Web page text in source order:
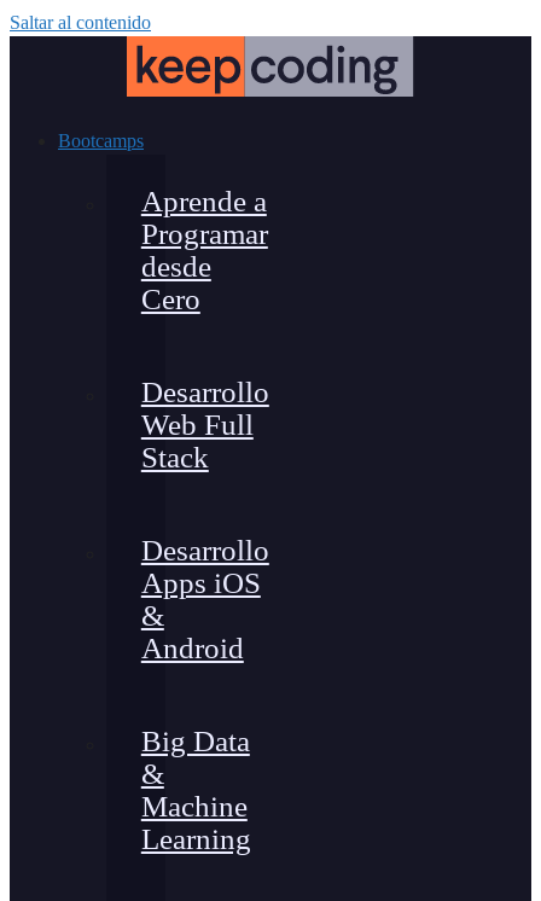
Saltar al contenido
Bootcamps
Aprende a
Programar
desde
Cero
Desarrollo
Web Full
Stack
Desarrollo
Apps iOS
&
Android
Big Data
&
Machine
Learning